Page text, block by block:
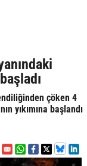
çöken 4
yıkımına başlandı